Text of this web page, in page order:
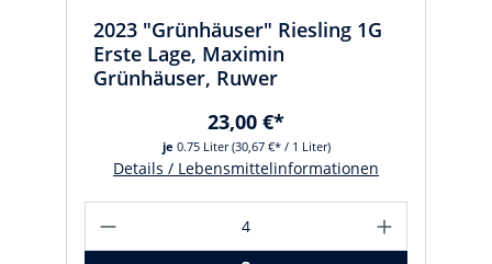
2023 "Grünhäuser" Riesling 1G
Erste Lage, Maximin
Grünhäuser, Ruwer
je 0.75 Liter(30,67 €* / 1 Liter)
23,00 €*
Details / Lebensmittelinformationen